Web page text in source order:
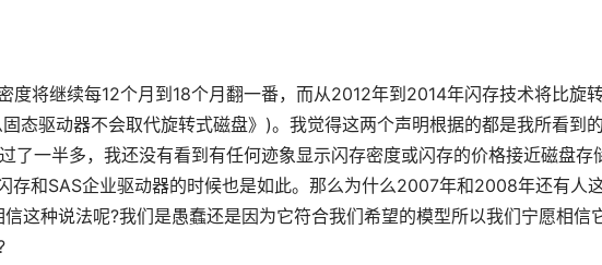
度将继续每12个月到18个月翻一番，而从2012年到2014年闪存技术将比旋
态驱动器不会取代旋转式磁盘》)。我觉得这两个声明根据的都是我所看到
了一半多，我还没有看到有任何迹象显示闪存密度或闪存的价格接近磁盘存
存和SAS企业驱动器的时候也是如此。那么为什么2007年和2008年还有人
这种说法呢?我们是愚蠢还是因为它符合我们希望的模型所以我们宁愿相信